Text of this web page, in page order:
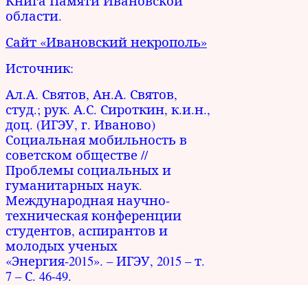
области.
Сайт «Ивановский некрополь»
Источник:
Ал.А. Святов, Ан.А. Святов,
студ.; рук. А.С. Сироткин, к.и.н.,
доц. (ИГЭУ, г. Иваново)
Социальная мобильность в
советском обществе //
Проблемы социальных и
гуманитарных наук.
Международная научно-
техническая конференции
студентов, аспирантов и
молодых ученых
«Энергия-2015». – ИГЭУ, 2015 – т.
7 – С. 46-49.